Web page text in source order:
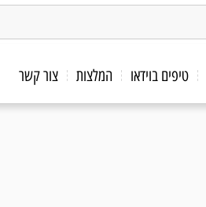
טיפים בוידאו המלצות צור קשר